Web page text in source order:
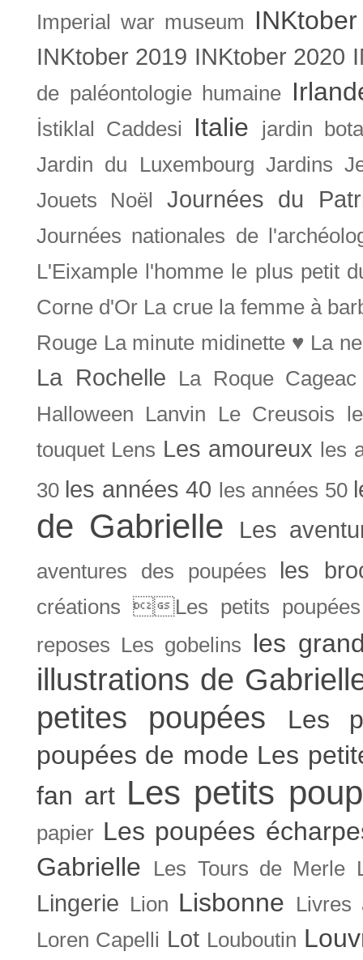
Imperial war museum INKtober
INKtober 2019 INKtober 2020
de paléontologie humaine
İstiklal Caddesi Italie
jardin
Jardin du Luxembourg Jardins
Jouets Noël
Journées du
Journées nationales de
L'Eixample l'homme le plus petit
Corne d'Or La crue la femme à
Rouge La minute midinette ♥ La
La Rochelle
La Roque Cageac
Halloween
Lanvin Le Creusois
touquet Lens Les amoureux les
30 les années 40 les années 50
de Gabrielle Les
aventures des poupées les
créations Les petits
reposes Les gobelins les
illustrations de
petites poupées
Les
poupées de mode Les
fan art Les petits
papier Les poupées
Gabrielle
Les Tours de Merle
Lingerie Lion Lisbonne
Livres
Loren Capelli Lot Louboutin